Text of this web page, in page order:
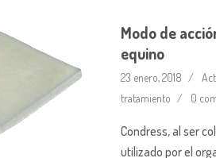
Modo de
equino
23 enero, 2018
tratamiento
0
Condress, al ser
utilizado por el